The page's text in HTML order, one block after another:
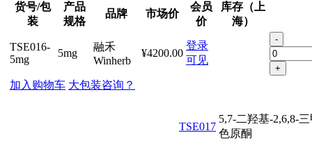
货号/包
装
产品
规格
品牌 市场价
会员
价
库存（上
海）
TSE016-
5mg
5mg
融禾
Winherb
¥4200.00
登录
可见
-
+
加入购物车 大包装咨询？
TSE017
5,7-二羟基-2,6,8-
色原酮